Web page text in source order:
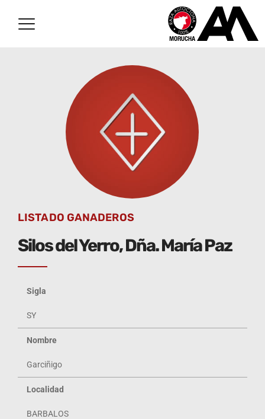
LISTADO GANADEROS
Silos del Yerro, Dña. María Paz
Sigla
SY
Nombre
Garciñigo
Localidad
BARBALOS